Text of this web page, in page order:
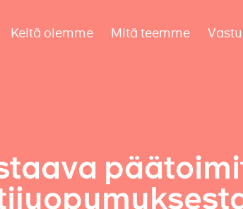
Keitä olemme Mitä teemme